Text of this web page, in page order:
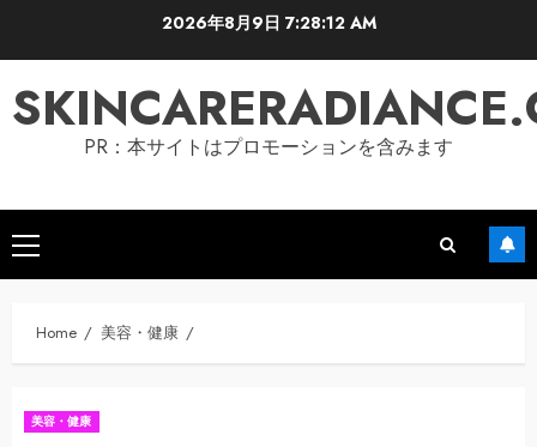
2026年8月9日 7:28:13 AM
PR：本サイトはプロモーションを含みます
Primary
Menu
Home 美容・健康
美容・健康